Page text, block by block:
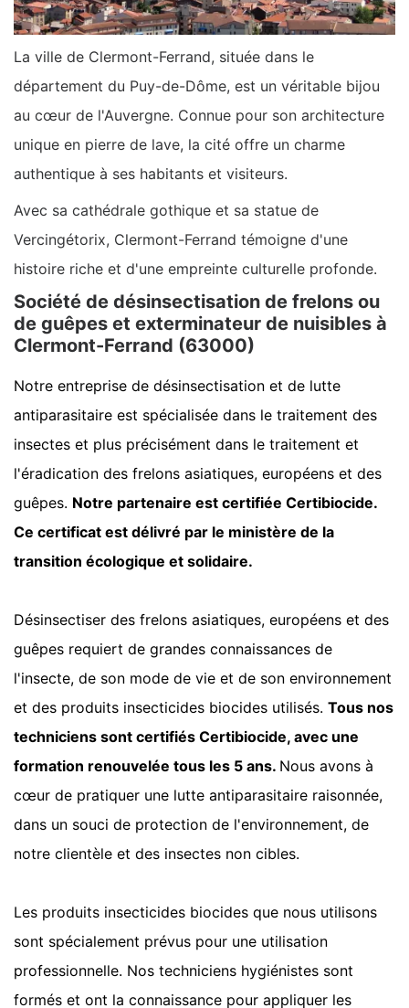
La ville de Clermont-Ferrand, située dans le
département du Puy-de-Dôme, est un véritable bijou
au cœur de l'Auvergne. Connue pour son architecture
unique en pierre de lave, la cité offre un charme
authentique à ses habitants et visiteurs.
Avec sa cathédrale gothique et sa statue de
Vercingétorix, Clermont-Ferrand témoigne d'une
histoire riche et d'une empreinte culturelle profonde.
Société de désinsectisation de frelons ou
de guêpes et exterminateur de nuisibles à
Clermont-Ferrand (63000)
Notre entreprise de désinsectisation et de lutte
antiparasitaire est spécialisée dans le traitement des
insectes et plus précisément dans le traitement et
l'éradication des frelons asiatiques, européens et des
guêpes. Notre partenaire est certifiée Certibiocide.
Ce certificat est délivré par le ministère de la
transition écologique et solidaire.
Désinsectiser des frelons asiatiques, européens et des
guêpes requiert de grandes connaissances de
l'insecte, de son mode de vie et de son environnement
et des produits insecticides biocides utilisés. Tous nos
techniciens sont certifiés Certibiocide, avec une
formation renouvelée tous les 5 ans. Nous avons à
cœur de pratiquer une lutte antiparasitaire raisonnée,
dans un souci de protection de l'environnement, de
notre clientèle et des insectes non cibles.
Les produits insecticides biocides que nous utilisons
sont spécialement prévus pour une utilisation
professionnelle. Nos techniciens hygiénistes sont
formés et ont la connaissance pour appliquer les